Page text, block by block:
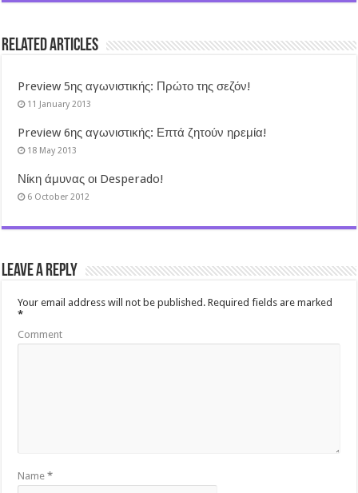
Related Articles
Preview 5ης αγωνιστικής: Πρώτο της σεζόν!
11 January 2013
Preview 6ης αγωνιστικής: Επτά ζητούν ηρεμία!
18 May 2013
Νίκη άμυνας οι Desperado!
6 October 2012
Leave a Reply
Your email address will not be published. Required fields are marked
*
Comment
Name*